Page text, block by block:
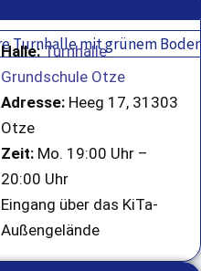
Halle: Turnhalle
Grundschule Otze
Adresse:Heeg 17, 31303
Otze
Zeit:Mo. 19:00 Uhr –
20:00 Uhr
Eingang über das KiTa-
Außengelände